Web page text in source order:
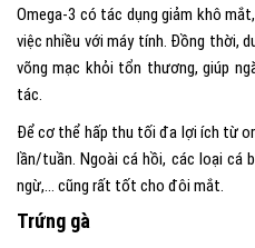
Omega-3 có tác dụng giảm khô
việc nhiều với máy tính. Đồng thời,
võng mạc khỏi tổn thương, giúp
tác.
Để cơ thể hấp thu tối đa lợi ích từ
lần/tuần. Ngoài cá hồi, các loại cá
ngừ,… cũng rất tốt cho đôi mắt.
Trứng gà